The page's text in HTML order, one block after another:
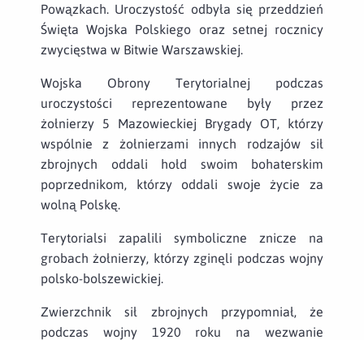
Powązkach. Uroczystość odbyła się przeddzień
Święta Wojska Polskiego oraz setnej rocznicy
zwycięstwa w Bitwie Warszawskiej.
Wojska Obrony Terytorialnej podczas
uroczystości reprezentowane były przez
żołnierzy 5 Mazowieckiej Brygady OT, którzy
wspólnie z żołnierzami innych rodzajów sił
zbrojnych oddali hołd swoim bohaterskim
poprzednikom, którzy oddali swoje życie za
wolną Polskę.
Terytorialsi zapalili symboliczne znicze na
grobach żołnierzy, którzy zginęli podczas wojny
polsko-bolszewickiej.
Zwierzchnik sił zbrojnych przypomniał, że
podczas wojny 1920 roku na wezwanie